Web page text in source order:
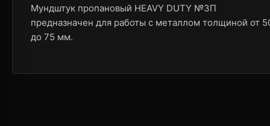
Мундштук пропановый HEAVY DUTY №3П
предназначен для работы с металлом толщиной от
до 75 мм.